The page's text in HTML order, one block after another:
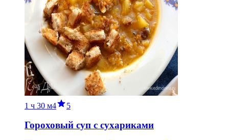
1 ч 30 м4 5
Гороховый суп с сухариками